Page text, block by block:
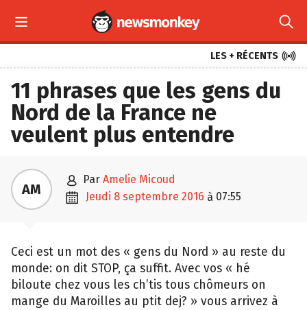
 
LES + RÉCENTS 
11 phrases que les gens du
Nord de la France ne
veulent plus entendre
AM  par Amelie Micoud
 jeudi 8 septembre 2016 à 07:55
Ceci est un mot des « gens du Nord » au reste du
monde: on dit STOP, ça suffit. Avec vos « hé
biloute chez vous les ch’tis tous chômeurs on
mange du Maroilles au ptit dej? » vous arrivez à